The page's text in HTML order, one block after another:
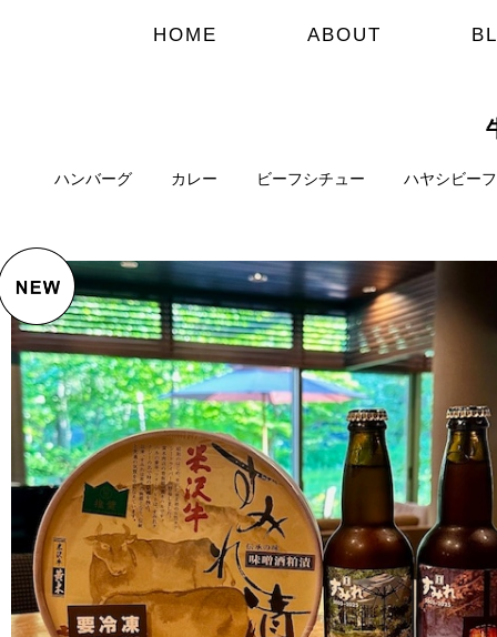
HOME ABOUT
ハンバーグ カレー ビーフシチュー ハヤシビーフ
¥6,800